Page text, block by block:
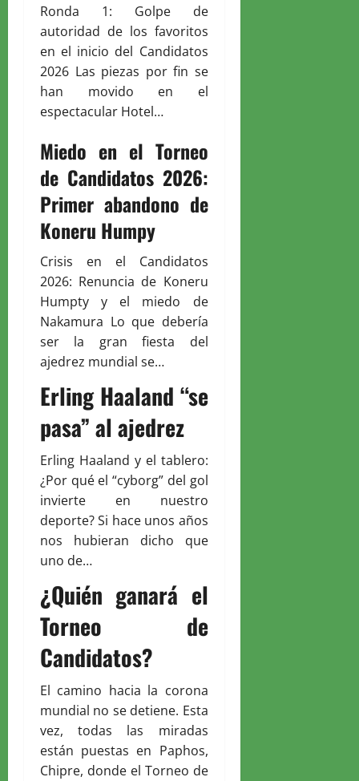
Ronda 1: Golpe de
autoridad de los favoritos
en el inicio del Candidatos
2026 Las piezas por fin se
han movido en el
espectacular Hotel…
Miedo en el Torneo
de Candidatos 2026:
Primer abandono de
Koneru Humpy
Crisis en el Candidatos
2026: Renuncia de Koneru
Humpty y el miedo de
Nakamura Lo que debería
ser la gran fiesta del
ajedrez mundial se…
Erling Haaland “se
pasa” al ajedrez
Erling Haaland y el tablero:
¿Por qué el “cyborg” del gol
invierte en nuestro
deporte? Si hace unos años
nos hubieran dicho que
uno de…
¿Quién ganará el
Torneo de
Candidatos?
El camino hacia la corona
mundial no se detiene. Esta
vez, todas las miradas
están puestas en Paphos,
Chipre, donde el Torneo de